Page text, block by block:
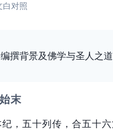
白对照
撰背景及佛学与圣人之
末
， 五十列传， 合五十六